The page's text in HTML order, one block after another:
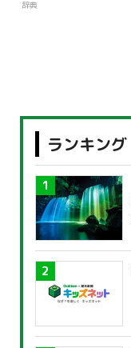
辞典
ランキング